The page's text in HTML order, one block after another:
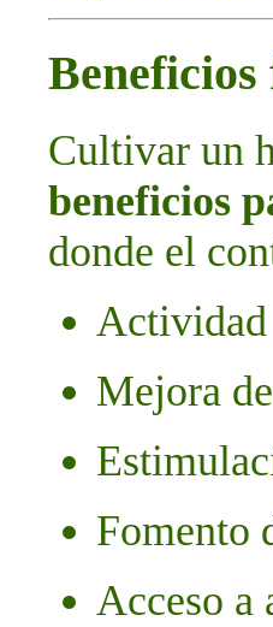
Beneficios
Cultivar un
beneficios
donde el
Actividad
Mejora
Fomento
Acceso a